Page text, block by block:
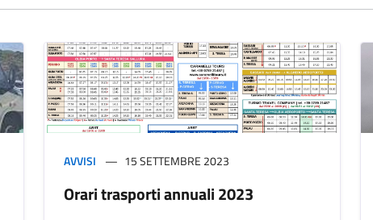
AVVISI 15 SETTEMBRE 2023
Orari trasporti annuali 2023